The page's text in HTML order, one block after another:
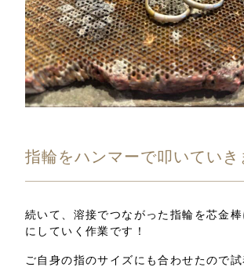
指輪をハンマーで叩いていき
続いて、溶接でつながった指輪を芯金棒
にしていく作業です！
ご自身の指のサイズにも合わせたので